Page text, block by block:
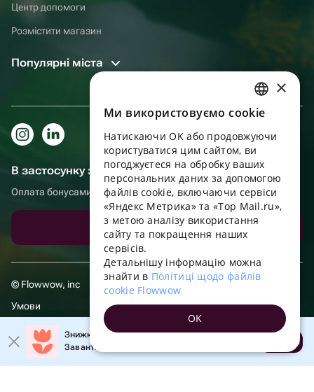
Центр допомоги
Розмістити магазин
Популярні міста
В застосунку зручніше!
Оплата бонусами, самовивіз, зручний чат підтримки
Завантажити додаток
© Flowwow, inc
Умови
Політика обробки даних
Знижка 20% на перше замовлення!
Завантажте додаток та отримайте промокод
Відкрити
RUSSIAN
ENGLISH
UKRAINIAN
PORTUGUESE
SPANISH
HUNGARIAN
FRENCH
TURKISH
POLISH
×
Ми використовуємо cookie
Натискаючи OK або продовжуючи
користуватися цим сайтом, ви
погоджуєтеся на обробку ваших
персональних даних за допомогою
файлів cookie, включаючи сервіси
«Яндекс Метрика» та «Top Mail.ru»,
з метою аналізу використання
сайту та покращення наших
сервісів.
Детальнішу інформацію можна
знайти в Політиці щодо файлів
cookie Flowwow
OK